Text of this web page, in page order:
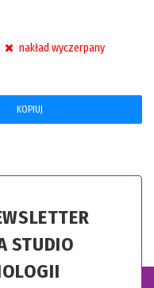
nakład wyczerpany
KOPIUJ
STUDIO